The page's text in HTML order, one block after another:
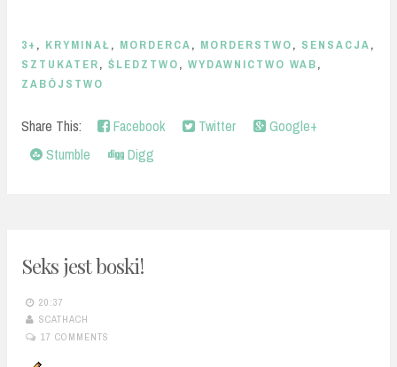
3+ , KRYMINAŁ, MORDERCA, MORDERSTWO, SENSACJA,
SZTUKATER, ŚLEDZTWO, WYDAWNICTWO WAB,
ZABÓJSTWO
Share This: Facebook Twitter
Google+
Stumble
Digg
Seks jest boski!
20:37
SCATHACH
17 COMMENTS